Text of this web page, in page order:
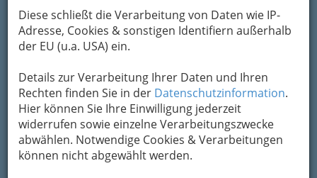
Diese schließt die Verarbeitung von Daten wie IP-
Adresse, Cookies & sonstigen Identifiern außerhalb
der EU (u.a. USA) ein.
Details zur Verarbeitung Ihrer Daten und Ihren
Rechten finden Sie in der Datenschutzinformation.
Hier können Sie Ihre Einwilligung jederzeit
widerrufen sowie einzelne Verarbeitungszwecke
abwählen. Notwendige Cookies & Verarbeitungen
können nicht abgewählt werden.
Kontaktaufnahme
Um die Info-Graz Firmenvor Spam-Mails zu
bewahren, verwenden wir an dieser Stelle zur
Übermittlung Ihrer Nachricht ein sicheres
Formular. Ihre Nachricht wird nach dem
Absenden umgehend per Mail an das
Unternehmen Weingut Albrecher weitergeleitet.